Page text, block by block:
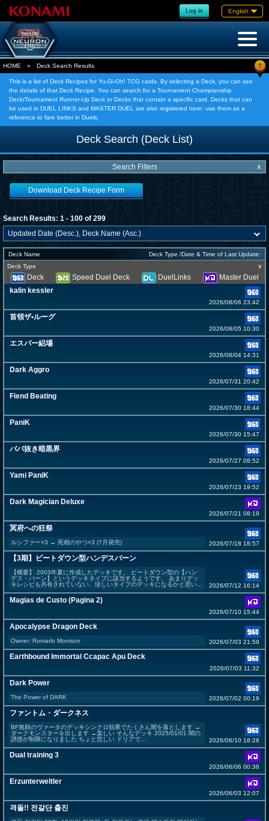
Log in English
HOME » Deck Search Results ?
This is a list of Deck Recipes for Yu-Gi-Oh! TCG cards. By selecting a Deck, you can see
the details of that Deck Recipe. You can search for a Tournament Championship
Deck/Tournament Runner-Up Deck or Decks that contain a specific card. Decks that can
be used in DUEL LINKS and MASTER DUEL are also registered here; use them as a
reference to fare better in Duels.
Deck Search (Deck List)
Search Filters ∧
Download Deck Recipe Form
Search Results: 1 - 100 of 299
Deck Name
Deck Type /Date & Time of Last Update:
Deck Type
∨
Deck Speed Duel Deck DuelLinks
Master Duel
kalin kessler
2026/08/06 23:42
首領ザ•ルーグ
2026/08/05 10:30
エスパー絽場
2026/08/04 14:31
Dark Aggro
2026/07/31 20:42
Fiend Beating
2026/07/30 18:44
PaniK
2026/07/30 15:47
ババ抜き暗黒界
2026/07/27 08:52
Yami PaniK
2026/07/23 19:52
Dark Magician Deluxe
2026/07/21 08:19
冥府への狂祭
ルシファー×3 → 死相のやつ×3 (7月発売) 2026/07/18 18:57
【3期】ビートダウン型ハンデスバーン
【概要】 2003年夏に作成したデッキです。 ビートダウン型の【ハン
デス・バーン】というデッキタイプに該当するようです。 あまりデッ
キレシピも共有されていない、珍しいタイプのデッキになるかと思い...
2026/07/12 16:14
Magias de Custo (Pagina 2)
2026/07/10 15:44
Apocalypse Dragon Deck
Owner: Romarlo Morrison 2026/07/03 21:59
Earthbound Immortal Ccapac Apu Deck
2026/07/03 11:32
Dark Power
The Power of DARK 2026/07/02 00:19
ファントム・ダークネス
BF無頼のヴァータのデッキシンクロ効果でたくさん闇を落とします →
ダークモンスターを出します →楽しい そんなデッキ 2025/01/01 闇の
誘惑が制限になりました ちょと悲しい ドリアで...
2026/06/10 18:28
Dual training 3
2026/06/06 00:36
Erzunterweltler
2026/06/03 12:07
격돌!! 전갈단 출진